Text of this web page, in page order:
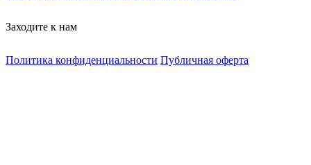
Заходите к нам
Политика конфиденциальности Публичная оферта